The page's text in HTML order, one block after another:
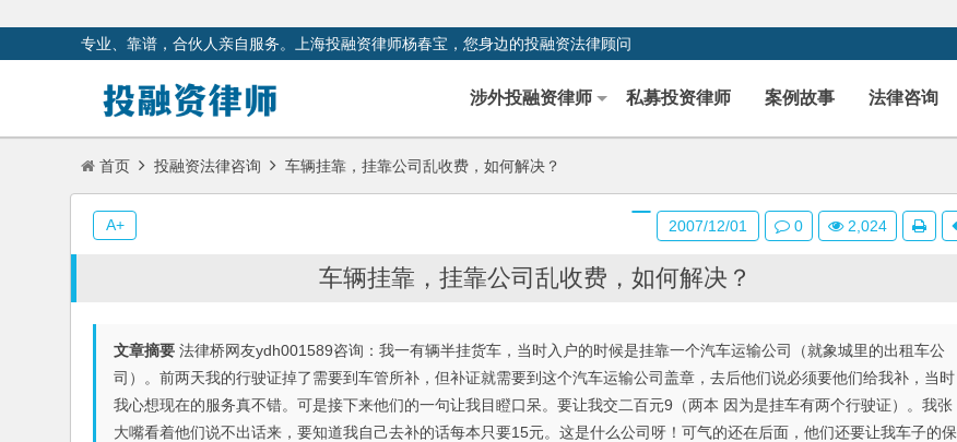
专业、靠谱，合伙人亲自服务。上海投融资律师杨春宝，您身边的投融资法律顾问
涉外投融资律师 私募投资律师 案例故事 法律咨询
首页 投融资法律咨询 车辆挂靠，挂靠公司乱收费，如何解决？
车辆挂靠，挂靠公司乱收费，如何解决？
文章摘要 法律桥网友ydh001589咨询：我一有辆半挂货车，当时入户的时候是挂靠一个汽车运输公司（就象城里的出租车公
司）。前两天我的行驶证掉了需要到车管所补，但补证就需要到这个汽车运输公司盖章，去后他们说必须要他们给我补，当时
我心想现在的服务真不错。可是接下来他们的一句让我目瞪口呆。要让我交二百元9（两本 因为是挂车有两个行驶证）。我张
大嘴看着他们说不出话来，要知道我自己去补的话每本只要15元。这是什么公司呀！可气的还在后面，他们还要让我车子的保
2007/12/01 0 2,024
A+